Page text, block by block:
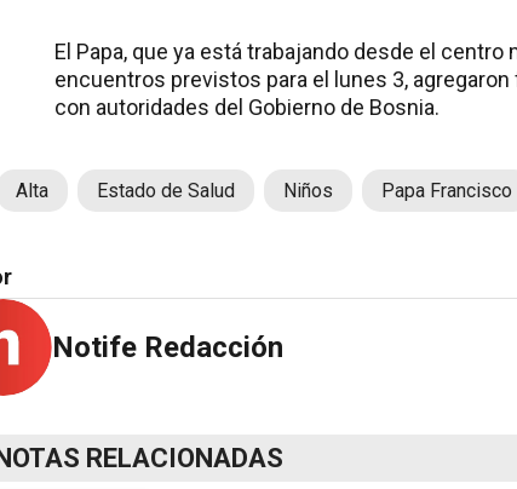
El Papa, que ya está trabajando desde el
encuentros previstos para el lunes 3,
con autoridades del Gobierno de Bosnia.
Alta Estado de Salud Niños Papa Francisco
Notife Redacción
NOTAS RELACIONADAS